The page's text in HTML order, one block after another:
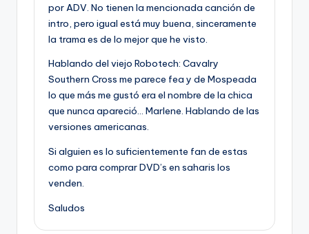
por ADV. No tienen la mencionada canción de
intro, pero igual está muy buena, sinceramente
la trama es de lo mejor que he visto.
Hablando del viejo Robotech: Cavalry
Southern Cross me parece fea y de Mospeada
lo que más me gustó era el nombre de la chica
que nunca apareció… Marlene. Hablando de las
versiones americanas.
Si alguien es lo suficientemente fan de estas
como para comprar DVD’s en saharis los
venden.
Saludos